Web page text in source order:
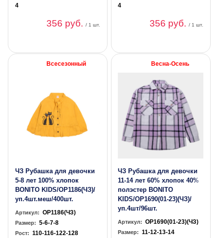
4
356 руб./ 1 шт.
4
356 руб./ 1 шт.
Всесезонный
ЧЗ Рубашка для девочки
5-8 лет 100% хлопок
BONITO KIDS/OP1186(ЧЗ)/
уп.4шт.меш/400шт.
Артикул: OP1186(ЧЗ)
Размер: 5-6-7-8
Рост: 110-116-122-128
Весна-Осень
ЧЗ Рубашка для девочки
11-14 лет 60% хлопок 40%
полэстер BONITO
KIDS/OP1690(01-23)(ЧЗ)/
уп.4шт/96шт.
Артикул: OP1690(01-23)(ЧЗ)
Размер: 11-12-13-14